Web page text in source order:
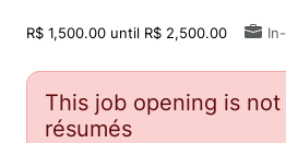
R$ 1,500.00 until R$ 2,500.00
This job opening is
résumés